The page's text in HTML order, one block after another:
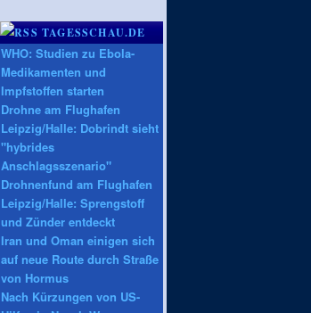
TAGESSCHAU.DE
WHO: Studien zu Ebola-
Medikamenten und
Impfstoffen starten
Drohne am Flughafen
Leipzig/Halle: Dobrindt sieht
"hybrides
Anschlagsszenario"
Drohnenfund am Flughafen
Leipzig/Halle: Sprengstoff
und Zünder entdeckt
Iran und Oman einigen sich
auf neue Route durch Straße
von Hormus
Nach Kürzungen von US-